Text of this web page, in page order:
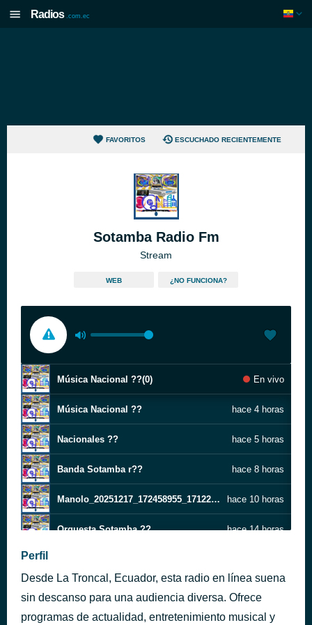
Radios .com.ec
FAVORITOS ESCUCHADO RECIENTEMENTE
Sotamba Radio Fm
Stream
WEB ¿NO FUNCIONA?
Música Nacional ??(0) En vivo
Música Nacional ?? hace 4 horas
Nacionales ?? hace 5 horas
Banda Sotamba r?? hace 8 horas
Manolo_20251217_172458955_17122025 hace 10 horas
Orquesta Sotamba ?? hace 14 horas
Música Nacional ?? hace 22 horas
Perfil
Desde La Troncal, Ecuador, esta radio en línea suena
sin descanso para una audiencia diversa. Ofrece
programas de actualidad, entretenimiento musical y